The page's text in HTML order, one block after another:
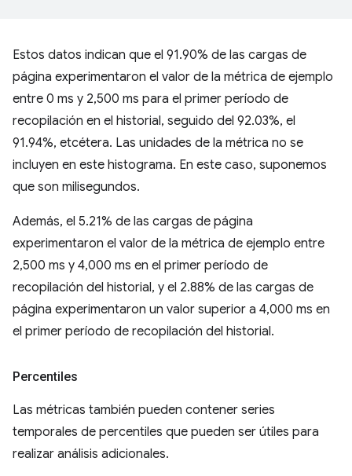
Estos datos indican que el 91.90% de las cargas de
página experimentaron el valor de la métrica de ejemplo
entre 0 ms y 2,500 ms para el primer período de
recopilación en el historial, seguido del 92.03%, el
91.94%, etcétera. Las unidades de la métrica no se
incluyen en este histograma. En este caso, suponemos
que son milisegundos.
Además, el 5.21% de las cargas de página
experimentaron el valor de la métrica de ejemplo entre
2,500 ms y 4,000 ms en el primer período de
recopilación del historial, y el 2.88% de las cargas de
página experimentaron un valor superior a 4,000 ms en
el primer período de recopilación del historial.
Percentiles
Las métricas también pueden contener series
temporales de percentiles que pueden ser útiles para
realizar análisis adicionales.